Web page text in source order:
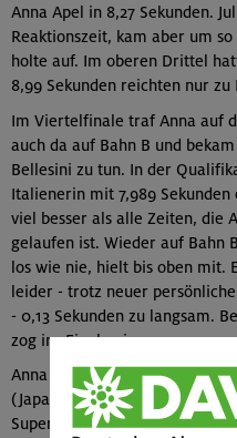
Anna Apel in 8,27 Sekunden.
Reaktionszeit, kam aber um
holte auf. Im oberen Drittel
8,99 Sekunden reichten nur zu
Im Viertelfinale traf Anna auf
auch da auf Bahn B und
Bellesini zu tun. In der
Italienerin mit 7,989
viel besser als alle Zeiten, die
gelaufen ist. Wieder auf Bahn
los wie nie, hielt bis oben mit.
leider - trotz neuer
- 0,13 Sekunden zu langsam.
zog ins Finale ein.
Anna Apel blieb nur das
(Japan). Volle Konzentration
Super Start, beide gleichauf -